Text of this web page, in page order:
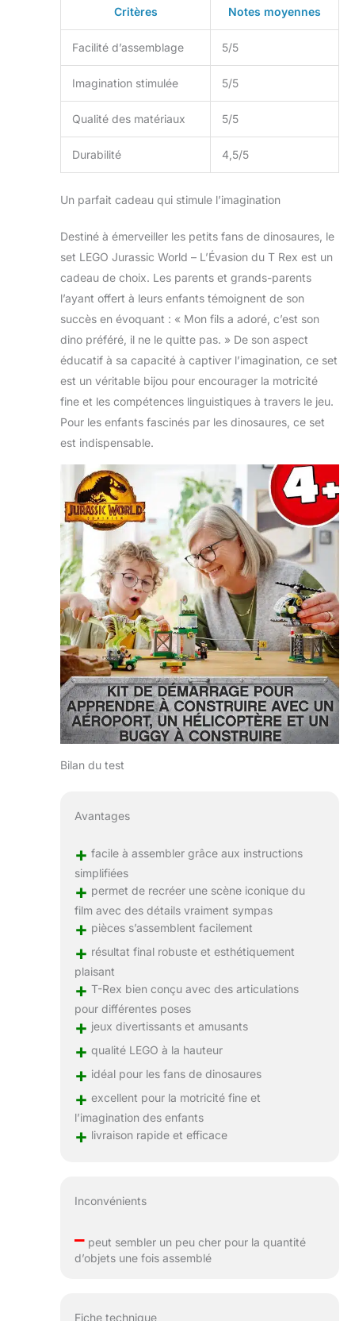
Critères Notes moyennes
Facilité d’assemblage 5/5
Imagination stimulée 5/5
Qualité des matériaux 5/5
Durabilité 4,5/5
Un parfait cadeau qui stimule l’imagination
Destiné à émerveiller les petits fans de dinosaures, le
set LEGO Jurassic World – L’Évasion du T Rex est un
cadeau de choix. Les parents et grands-parents
l’ayant offert à leurs enfants témoignent de son
succès en évoquant : « Mon fils a adoré, c’est son
dino préféré, il ne le quitte pas. » De son aspect
éducatif à sa capacité à captiver l’imagination, ce set
est un véritable bijou pour encourager la motricité
fine et les compétences linguistiques à travers le jeu.
Pour les enfants fascinés par les dinosaures, ce set
est indispensable.
Bilan du test
Avantages
+ facile à assembler grâce aux instructions
simplifiées
+ permet de recréer une scène iconique du
film avec des détails vraiment sympas
+ pièces s’assemblent facilement
+ résultat final robuste et esthétiquement
plaisant
+ T-Rex bien conçu avec des articulations
pour différentes poses
+ jeux divertissants et amusants
+ qualité LEGO à la hauteur
+ idéal pour les fans de dinosaures
+ excellent pour la motricité fine et
l’imagination des enfants
+ livraison rapide et efficace
Inconvénients
–peut sembler un peu cher pour la quantité
d’objets une fois assemblé
Fiche technique